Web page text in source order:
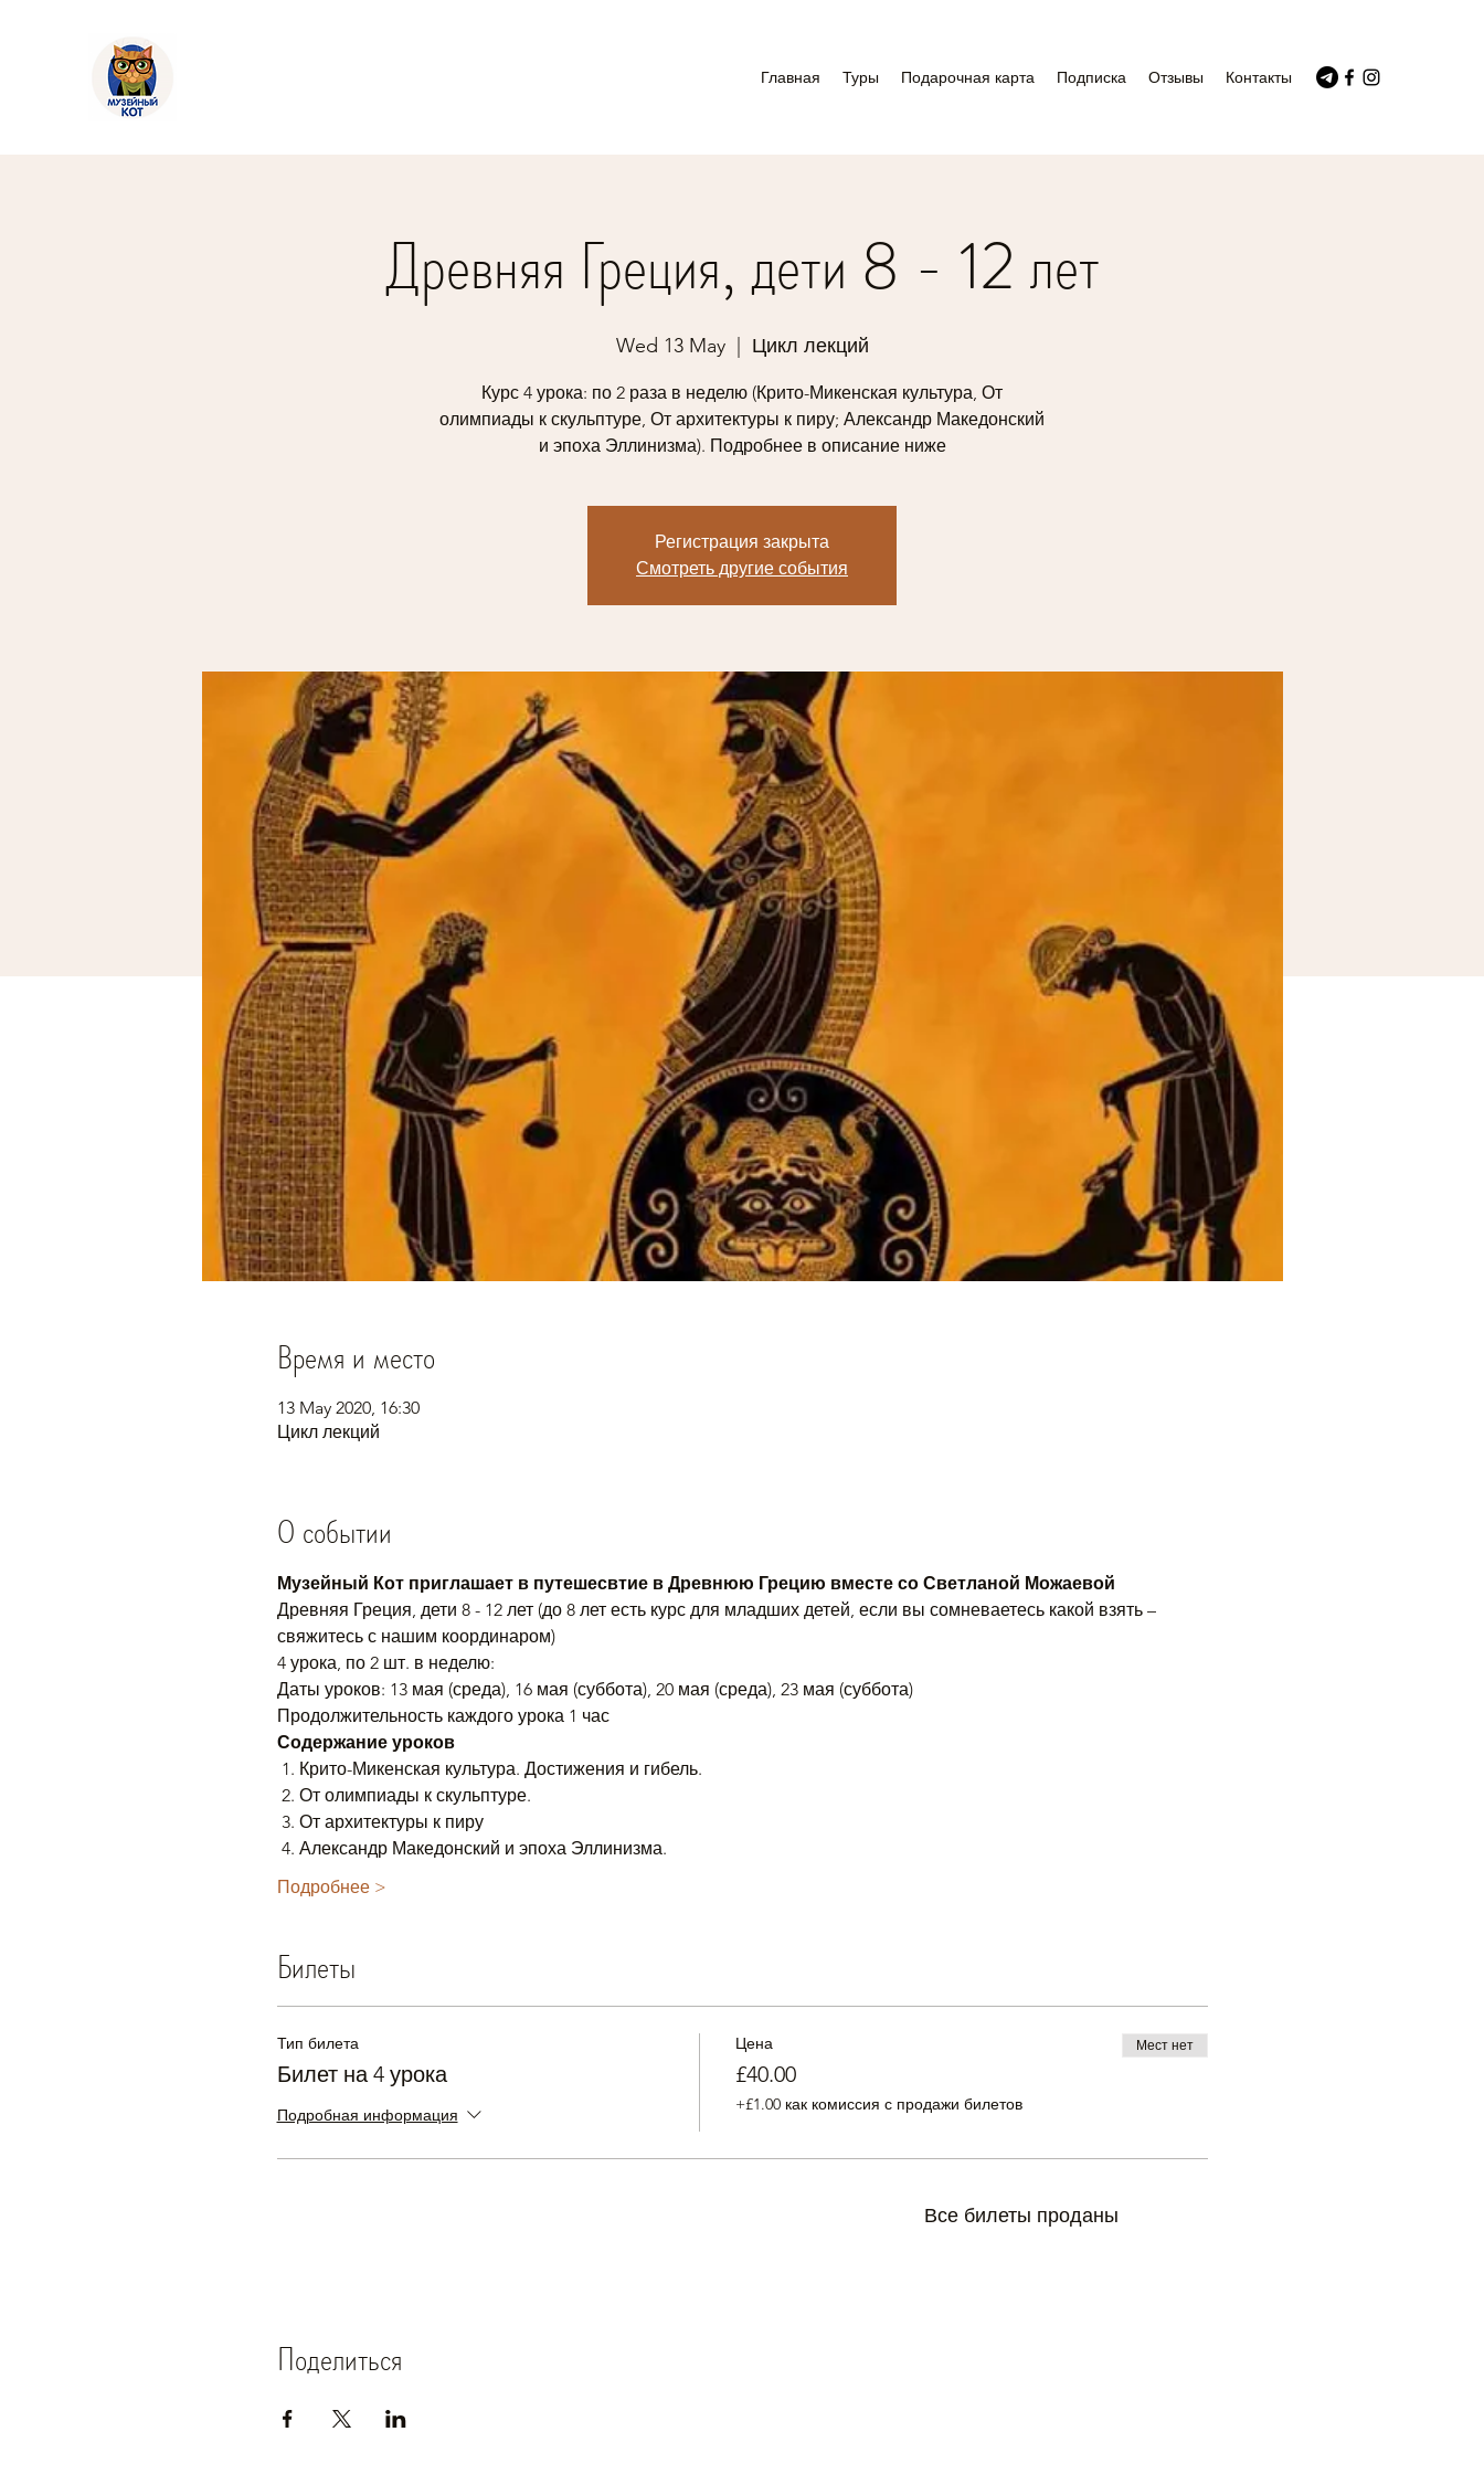
Главная Туры Подарочная карта Подписка Отзывы Контакты
Древняя Греция, дети 8 - 12 лет
Wed 13 May
  |
Цикл лекций
Курс 4 урока: по 2 раза в неделю (Крито-Микенская культура, От
олимпиады к скульптуре, От архитектуры к пиру; Александр Македонский
и эпоха Эллинизма). Подробнее в описание ниже
Регистрация закрыта
Смотреть другие события
Время и место
13 May 2020, 16:30
Цикл лекций
О событии
Музейный Кот приглашает в путешесвтие в Древнюю Грецию вместе со Светланой Можаевой
Древняя Греция, дети 8 - 12 лет (до 8 лет есть курс для младших детей, если вы сомневаетесь какой взять –
свяжитесь с нашим координаром)
4 урока, по 2 шт. в неделю:
Даты уроков: 13 мая (среда), 16 мая (суббота), 20 мая (среда), 23 мая (суббота)
Продолжительность каждого урока 1 час
Содержание уроков
4. Александр Македонский и эпоха Эллинизма.
Подробнее >
Билеты
Тип билета
Билет на 4 урока
Подробная информация
Цена
£40.00
+£1.00 как комиссия с продажи билетов
Мест нет
Все билеты проданы
Поделиться